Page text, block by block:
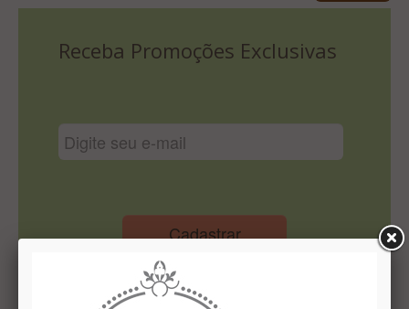
Receba Promoções Exclusivas
Cadastrar